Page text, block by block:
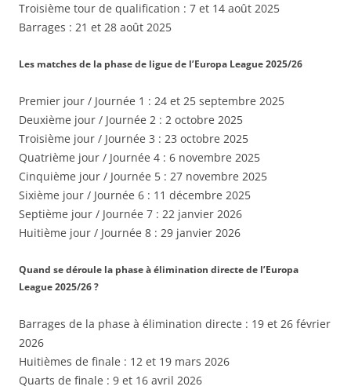
Troisième tour de qualification : 7 et 14 août 2025
Barrages : 21 et 28 août 2025
Les matches de la phase de ligue de l’Europa League 2025/26
Premier jour / Journée 1 : 24 et 25 septembre 2025
Deuxième jour / Journée 2 : 2 octobre 2025
Troisième jour / Journée 3 : 23 octobre 2025
Quatrième jour / Journée 4 : 6 novembre 2025
Cinquième jour / Journée 5 : 27 novembre 2025
Sixième jour / Journée 6 : 11 décembre 2025
Septième jour / Journée 7 : 22 janvier 2026
Huitième jour / Journée 8 : 29 janvier 2026
Quand se déroule la phase à élimination directe de l’Europa
League 2025/26 ?
Barrages de la phase à élimination directe : 19 et 26 février
2026
Huitièmes de finale : 12 et 19 mars 2026
Quarts de finale : 9 et 16 avril 2026